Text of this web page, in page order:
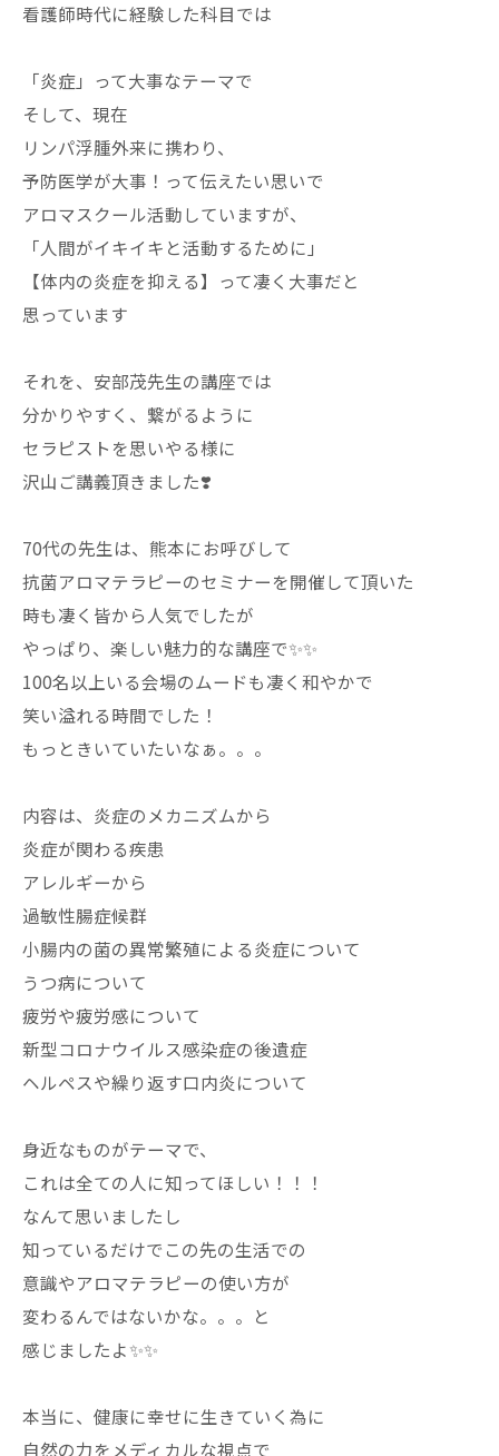
看護師時代に経験した科目では
「炎症」って大事なテーマで
そして、現在
リンパ浮腫外来に携わり、
予防医学が大事！って伝えたい思いで
アロマスクール活動していますが、
「人間がイキイキと活動するために」
【体内の炎症を抑える】って凄く大事だと
思っています
それを、安部茂先生の講座では
分かりやすく、繋がるように
セラピストを思いやる様に
沢山ご講義頂きました❣️
70代の先生は、熊本にお呼びして
抗菌アロマテラピーのセミナーを開催して頂いた
時も凄く皆から人気でしたが
やっぱり、楽しい魅力的な講座で✨✨
100名以上いる会場のムードも凄く和やかで
笑い溢れる時間でした！
もっときいていたいなぁ。。。
内容は、炎症のメカニズムから
炎症が関わる疾患
アレルギーから
過敏性腸症候群
小腸内の菌の異常繁殖による炎症について
うつ病について
疲労や疲労感について
新型コロナウイルス感染症の後遺症
ヘルペスや繰り返す口内炎について
身近なものがテーマで、
これは全ての人に知ってほしい！！！
なんて思いましたし
知っているだけでこの先の生活での
意識やアロマテラピーの使い方が
変わるんではないかな。。。と
感じましたよ✨✨
本当に、健康に幸せに生きていく為に
自然の力をメディカルな視点で